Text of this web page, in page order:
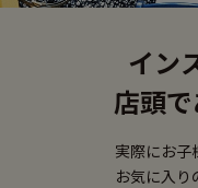
イン
店頭
実際にお子
お気に入り